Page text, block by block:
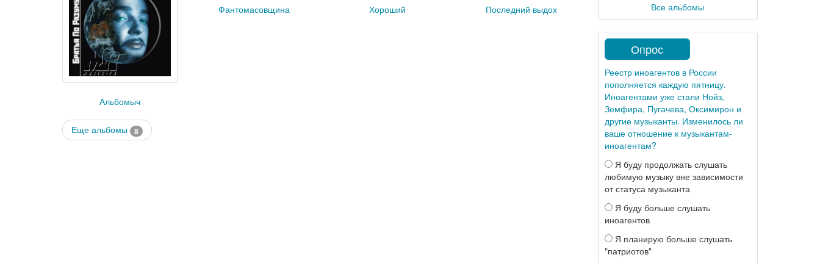
Альбомыч
Фантомасовщина Хороший Последний выдох
Еще альбомы 8
Все альбомы
Опрос
Реестр иноагентов в России
пополняется каждую пятницу.
Иноагентами уже стали Нойз,
Земфира, Пугачева, Оксимирон и
другие музыканты. Изменилось ли
ваше отношение к музыкантам-
иноагентам?
Я буду продолжать слушать
любимую музыку вне зависимости
от статуса музыканта
Я буду больше слушать
иноагентов
Я планирую больше слушать
"патриотов"